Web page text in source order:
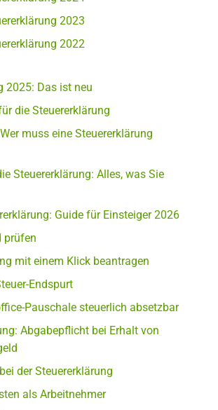
2023
2022
2025: Das ist neu
die Steuererklärung
muss eine Steuererklärung
Steuererklärung: Alles, was Sie
Guide für Einsteiger 2026
prüfen
mit einem Klick beantragen
Endspurt
Pauschale steuerlich absetzbar
Abgabepflicht bei Erhalt von
der Steuererklärung
als Arbeitnehmer